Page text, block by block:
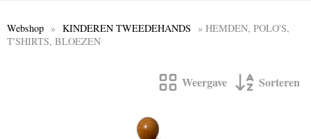
Webshop » KINDEREN TWEEDEHANDS
» HEMDEN, POLO'S,
T'SHIRTS, BLOEZEN
Weergave Sorteren